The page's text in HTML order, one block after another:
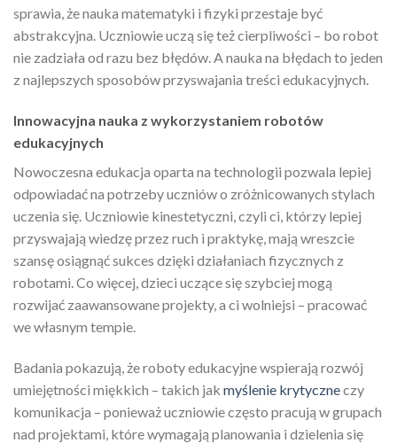
sprawia, że nauka matematyki i fizyki przestaje być
abstrakcyjna. Uczniowie uczą się też cierpliwości – bo robot
nie zadziała od razu bez błędów. A nauka na błędach to jeden
z najlepszych sposobów przyswajania treści edukacyjnych.
Innowacyjna nauka z wykorzystaniem robotów
edukacyjnych
Nowoczesna edukacja oparta na technologii pozwala lepiej
odpowiadać na potrzeby uczniów o zróżnicowanych stylach
uczenia się. Uczniowie kinestetyczni, czyli ci, którzy lepiej
przyswajają wiedzę przez ruch i praktykę, mają wreszcie
szansę osiągnąć sukces dzięki działaniach fizycznych z
robotami. Co więcej, dzieci uczące się szybciej mogą
rozwijać zaawansowane projekty, a ci wolniejsi – pracować
we własnym tempie.
Badania pokazują, że roboty edukacyjne wspierają rozwój
umiejętności miękkich – takich jak myślenie krytyczneczy
komunikacja – ponieważ uczniowie często pracują w grupach
nad projektami, które wymagają planowania i dzielenia się